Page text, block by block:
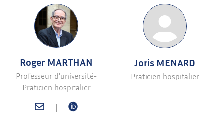
Roger MARTHAN
Professeur d’université-
Praticien hospitalier
|
Joris MENARD
Praticien hospitalier